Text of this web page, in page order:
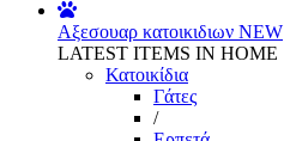
Αξεσουαρ κατοικιδιων NEW
LATEST ITEMS IN HOME
Κατοικίδια
Γάτες
/